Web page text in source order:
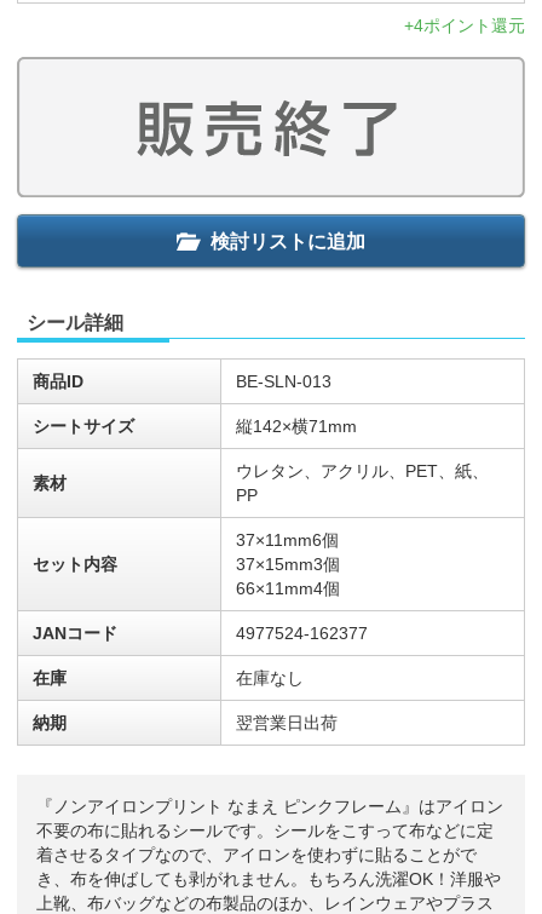
+4ポイント還元
検討リストに追加
シール詳細
商品ID BE-SLN-013
シートサイズ 縦142×横71mm
素材
ウレタン、アクリル、PET、紙、
PP
セット内容
37×11mm6個
37×15mm3個
66×11mm4個
JANコード 4977524-162377
在庫 在庫なし
納期 翌営業日出荷
『ノンアイロンプリント なまえ ピンクフレーム』はアイロン
不要の布に貼れるシールです。シールをこすって布などに定
着させるタイプなので、アイロンを使わずに貼ることがで
き、布を伸ばしても剥がれません。もちろん洗濯OK！洋服や
上靴、布バッグなどの布製品のほか、レインウェアやプラス